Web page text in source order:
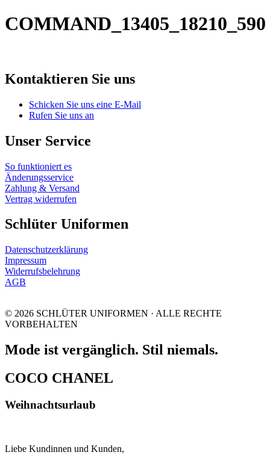
COMMAND_13405_18210_590
Kontaktieren Sie uns
Schicken Sie uns eine E-Mail
Rufen Sie uns an
Unser Service
So funktioniert es
Änderungsservice
Zahlung & Versand
Vertrag widerrufen
Schlüter Uniformen
Datenschutzerklärung
Impressum
Widerrufsbelehrung
AGB
© 2026 SCHLÜTER UNIFORMEN · ALLE RECHTE
VORBEHALTEN
Mode ist vergänglich. Stil niemals.
COCO CHANEL
Weihnachtsurlaub
Liebe Kundinnen und Kunden,